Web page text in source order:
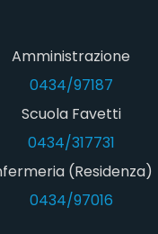
Amministrazione
0434/97187
Scuola Favetti
0434/317731
(Residenza)
0434/97016